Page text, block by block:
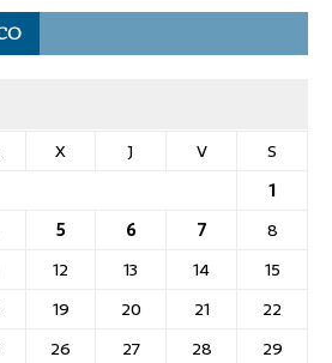
X J V
S
1
5 6 7
8
12 13 14
15
19 20 21
22
26 27 28
29